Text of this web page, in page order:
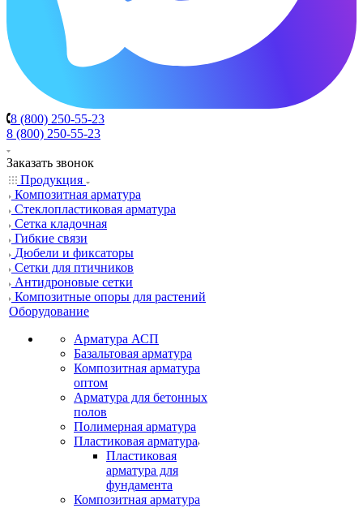
8 (800) 250-55-23
8 (800) 250-55-23
Заказать звонок
Продукция
Композитная арматура
Cтеклопластиковая арматура
Сетка кладочная
Гибкие связи
Дюбели и фиксаторы
Сетки для птичников
Антидроновые сетки
Композитные опоры для растений
Оборудование
Арматура АСП
Базальтовая арматура
Композитная арматура
оптом
Арматура для бетонных
полов
Полимерная арматура
Пластиковая арматура
Пластиковая
арматура для
фундамента
Композитная арматура